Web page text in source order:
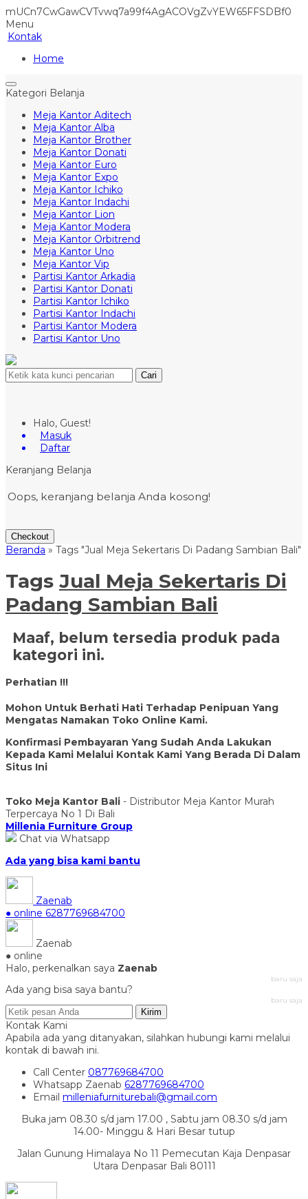
mUCn7CwGawCVTvwq7a99f4AgACOVgZvYEW65FFSDBf0
Menu
Kontak
Home
Kategori Belanja
Meja Kantor Aditech
Meja Kantor Alba
Meja Kantor Brother
Meja Kantor Donati
Meja Kantor Euro
Meja Kantor Expo
Meja Kantor Ichiko
Meja Kantor Indachi
Meja Kantor Lion
Meja Kantor Modera
Meja Kantor Orbitrend
Meja Kantor Uno
Meja Kantor Vip
Partisi Kantor Arkadia
Partisi Kantor Donati
Partisi Kantor Ichiko
Partisi Kantor Indachi
Partisi Kantor Modera
Partisi Kantor Uno
Cari
Halo, Guest!
Masuk
Daftar
Keranjang Belanja
Oops, keranjang belanja Anda kosong!
Checkout
Beranda » Tags "Jual Meja Sekertaris Di Padang Sambian Bali"
Tags Jual Meja Sekertaris Di
Padang Sambian Bali
Maaf, belum tersedia produk pada
kategori ini.
Perhatian !!!
Mohon Untuk Berhati Hati Terhadap Penipuan Yang
Mengatas Namakan Toko Online Kami.
Konfirmasi Pembayaran Yang Sudah Anda Lakukan
Kepada Kami Melalui Kontak Kami Yang Berada Di Dalam
Situs Ini
Toko Meja Kantor Bali - Distributor Meja Kantor Murah
Terpercaya No 1 Di Bali
Millenia Furniture Group
Chat via Whatsapp
Ada yang bisa kami bantu
Zaenab
● online 6287769684700
Zaenab
● online
Halo, perkenalkan saya Zaenab
baru saja
Ada yang bisa saya bantu?
baru saja
Kirim
Kontak Kami
Apabila ada yang ditanyakan, silahkan hubungi kami melalui
kontak di bawah ini.
Call Center 087769684700
Whatsapp Zaenab 6287769684700
Email milleniafurniturebali@gmail.com
Buka jam 08.30 s/d jam 17.00 , Sabtu jam 08.30 s/d jam
14.00- Minggu & Hari Besar tutup
Jalan Gunung Himalaya No 11 Pemecutan Kaja Denpasar
Utara Denpasar Bali 80111